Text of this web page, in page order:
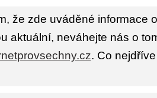
že zde uváděné informace
aktuální, neváhejte nás o
. Co